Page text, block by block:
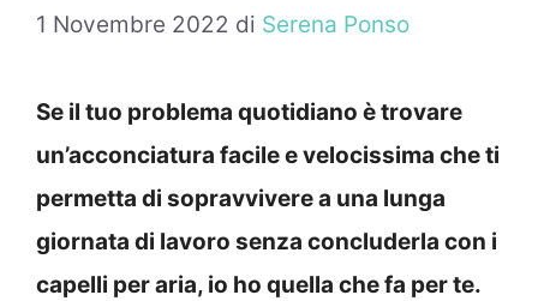
1 Novembre 2022 di Serena Ponso
Se il tuo problema quotidiano è trovare
un’acconciatura facile e velocissima che ti
permetta di sopravvivere a una lunga
giornata di lavoro senza concluderla con i
capelli per aria, io ho quella che fa per te.